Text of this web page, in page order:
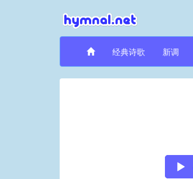
经典诗歌 新调
Audio
Player